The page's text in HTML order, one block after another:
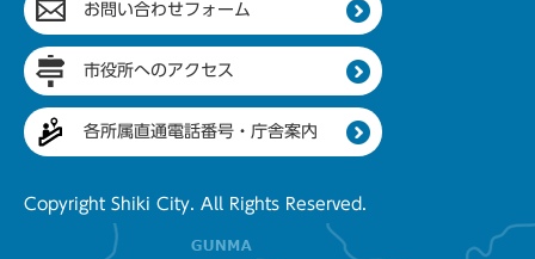
お問い合わせフォーム
市役所へのアクセス
各所属直通電話番号・庁舎案内
Copyright Shiki City. All Rights Reserved.